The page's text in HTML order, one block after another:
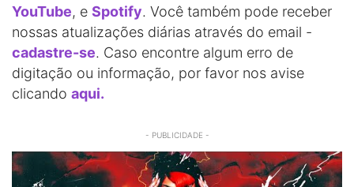
YouTube, e Spotify. Você também pode receber
nossas atualizações diárias através do email -
cadastre-se. Caso encontre algum erro de
digitação ou informação, por favor nos avise
clicando aqui.
- PUBLICIDADE -